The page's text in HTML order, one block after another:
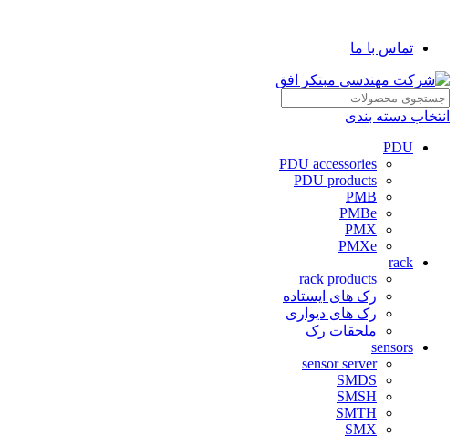
تماس با ما
انتخاب دسته بندی
PDU
PDU accessories
PDU products
PMB
PMBe
PMX
PMXe
rack
rack products
رک های ایستاده
رک های دیواری
ملحقات رک
sensors
sensor server
SMDS
SMSH
SMTH
SMX